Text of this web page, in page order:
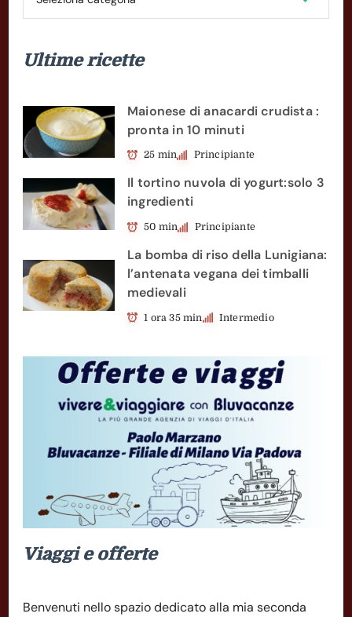
Ultime ricette
Maionese di anacardi crudista :
pronta in 10 minuti
25 min Principiante
Il tortino nuvola di yogurt:solo 3
ingredienti
50 min Principiante
La bomba di riso della Lunigiana:
l’antenata vegana dei timballi
medievali
1 ora 35 min Intermedio
Viaggi e offerte
Benvenuti nello spazio dedicato alla mia seconda